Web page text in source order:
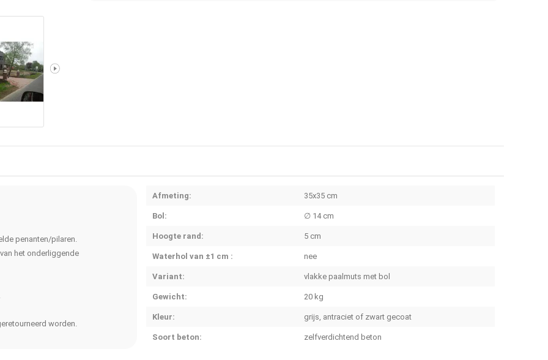
penanten/pilaren.
het onderliggende
worden.
Afmeting: 35x35 cm
Bol: ∅ 14 cm
Hoogte rand: 5 cm
Waterhol van ±1 cm : nee
Variant: vlakke paalmuts met bol
Gewicht: 20 kg
Kleur: grijs, antraciet of zwart gecoat
Soort beton: zelfverdichtend beton